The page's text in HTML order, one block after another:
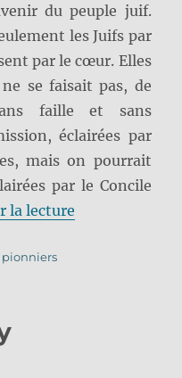
du peuple juif.
les Juifs par
par le cœur. Elles
se faisait pas, de
faille et sans
éclairées par
mais on pourrait
par le Concile
la lecture
pionniers